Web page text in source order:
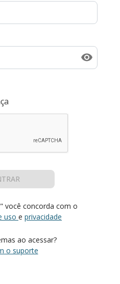
você concorda com o
uso e privacidade
ao acessar?
o suporte